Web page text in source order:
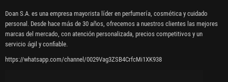
Doan S.A. es una empresa mayorista líder en perfumería, cosmética y cuidado
personal. Desde hace más de 30 años, ofrecemos a nuestros clientes las mejores
marcas del mercado, con atención personalizada, precios competitivos y un
servicio ágil y confiable.
https://whatsapp.com/channel/0029Vag3ZSB4CrfcMi1XK938